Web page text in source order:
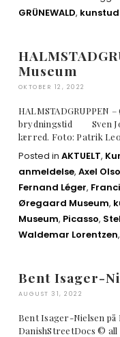
GRÜNEWALD,
Museum
OKTOBER 12, 2022
HALMSTADGRUPPEN
brydningstid Sven
lærred. Foto: Patrik
Posted in AKTUELT,
anmeldelse, Axel
Fernand Léger,
Øregaard Museum,
Museum, Picasso,
Waldemar Lorentzen,
Bent Isager-
AUGUST 31, 2022
Bent Isager-Nielsen
DanishStreetDocs ©